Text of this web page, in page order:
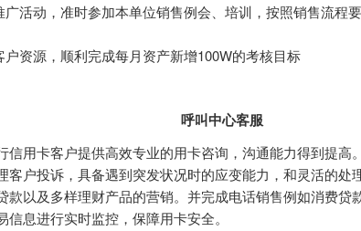
活动，准时参加本单位销售例会、培训，按照销售流程
资源，顺利完成每月资产新增100W的考核目标
呼叫中心客服
用卡客户提供高效专业的用卡咨询，沟通能力得到提高。
户投诉，具备遇到突发状况时的应变能力，和灵活的处
以及多样理财产品的营销。并完成电话销售例如消费贷
息进行实时监控，保障用卡安全。